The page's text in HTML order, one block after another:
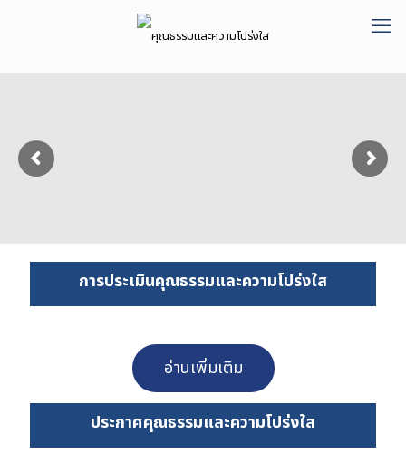
การประเมินคุณธรรมและความโปร่งใส
อ่านเพิ่มเติม
ประกาศคุณธรรมและความโปร่งใส